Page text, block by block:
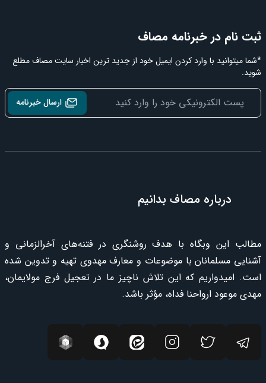
ثبت نام در خبرنامه مصاف
*شما میتوانید با وارد کردن ایمیل خود از جدید ترین اخبار سایت مصاف مطلع
شوید.
ارسال خبرنامه
درباره مصاف بدانیم
مطالب این وبگاه با هدف روشنگری در فتنه‌های آخرالزمانی و
آشنایی مسلمانان با موضوعات و معارف مهدوی تهیه و تدوین شده
است. امیدواریم که این تلاش ناچیز ما در تعجیل فرج مولایمان،
مهدی موعود ارواحنا فداه، مؤثر باشد.